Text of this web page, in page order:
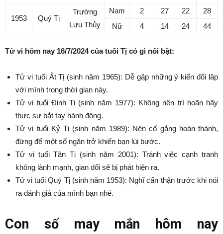
1953 Quý Tị
Trường
Lưu Thủy
Nam 2 27 22
28
Nữ
4 14 24 44
Tử vi hôm nay 16/7/2024 của tuổi Tị có gì nổi bật:
Tử vi tuổi Ất Tị (sinh năm 1965): Dễ gặp những ý kiến đối lâp
với mình trong thời gian này.
Tử vi tuổi Đinh Tị (sinh năm 1977): Không nên trì hoãn hãy
thực sự bắt tay hành động.
Tử vi tuổi Kỷ Tị (sinh năm 1989): Nên cố gắng hoàn thành,
đừng để một số ngăn trở khiến bạn lùi bước.
Tử vi tuổi Tân Tị (sinh năm 2001): Tránh việc cạnh tranh
không lành mạnh, gian dối sẽ bị phát hiện ra.
Tử vi tuổi Quý Tị (sinh năm 1953): Nghĩ cẩn thận trước khi nói
ra đánh giá của mình bạn nhé.
Con số may mắn hôm nay